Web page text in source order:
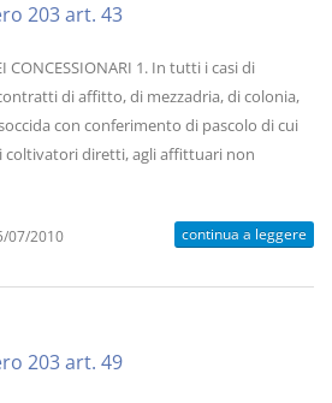
203 art. 43
CONCESSIONARI 1. In tutti i casi di
di affitto, di mezzadria, di colonia,
con conferimento di pascolo di cui
coltivatori diretti, agli affittuari non
07/2010 continua a leggere
203 art. 49